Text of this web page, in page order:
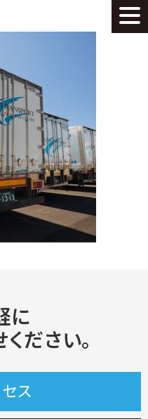
に
ださい。
ス